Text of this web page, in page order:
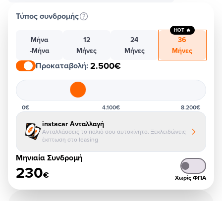
Τύπος συνδρομής
Μήνα
-Μήνα
12
Μήνες
24
Μήνες
36
Μήνες
HOT 🔥
Προκαταβολή:2.500€
0€ 4.100€ 8.200€
instacar Ανταλλαγή
Ανταλλάσσεις το παλιό σου αυτοκίνητο. Ξεκλειδώνεις
έκπτωση στο leasing
Μηνιαία Συνδρομή
230€ Χωρίς ΦΠΑ